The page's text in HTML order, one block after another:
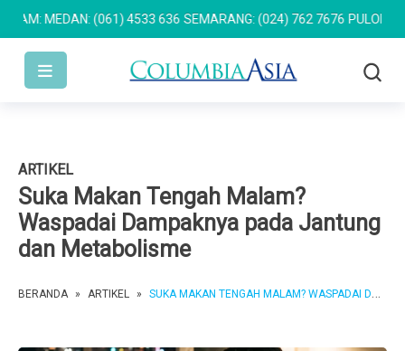
MEDAN: (061) 4533 636 SEMARANG: (024) 762 7676 PULOMAS:
ARTIKEL
Suka Makan Tengah Malam?
Waspadai Dampaknya pada Jantung
dan Metabolisme
BERANDA » ARTIKEL » SUKA MAKAN TENGAH MALAM? WASPADAI DAMPAKNYA PADA JANTUNG DAN METABOLISME